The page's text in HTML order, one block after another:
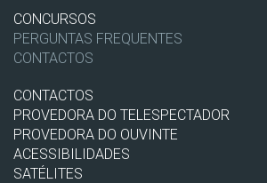
CONCURSOS
PERGUNTAS FREQUENTES
CONTACTOS
CONTACTOS
PROVEDORA DO TELESPECTADOR
PROVEDORA DO OUVINTE
ACESSIBILIDADES
SATÉLITES